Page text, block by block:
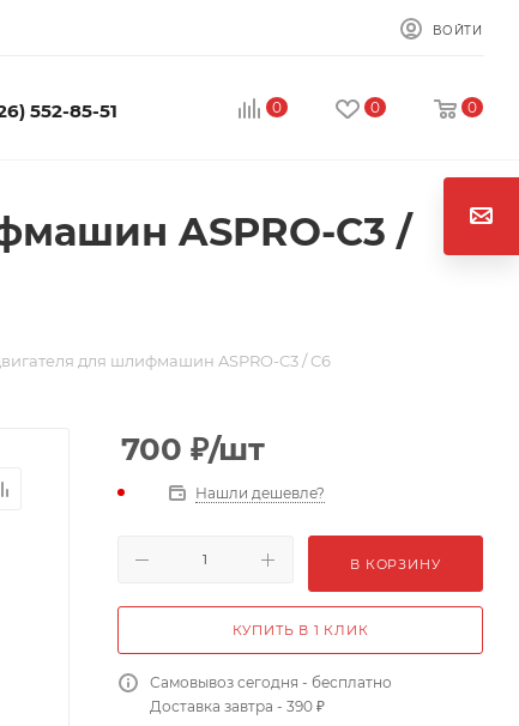
ВОЙТИ
552-85-51 0 0 0
ASPRO-C3 /
для шлифмашин ASPRO-C3 / C6
700 ₽/шт
Нашли дешевле?
В КОРЗИНУ
КУПИТЬ В 1 КЛИК
Самовывоз сегодня - бесплатно
Доставка завтра - 390 ₽